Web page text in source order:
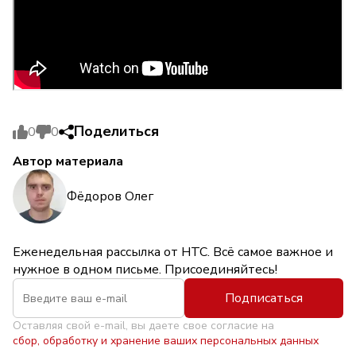
0 0 Поделиться
Автор материала
Фёдоров Олег
Еженедельная рассылка от НТС. Всё самое важное и
нужное в одном письме. Присоединяйтесь!
Подписаться
Оставляя свой e-mail, вы даете свое согласие на
сбор, обработку и хранение ваших персональных данных